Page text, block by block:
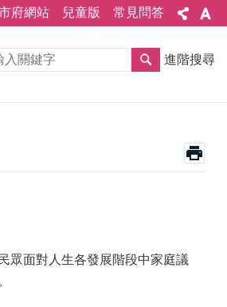
府網站 兒童版 常見問答
進階搜尋
眾面對人生各發展階段中家庭議